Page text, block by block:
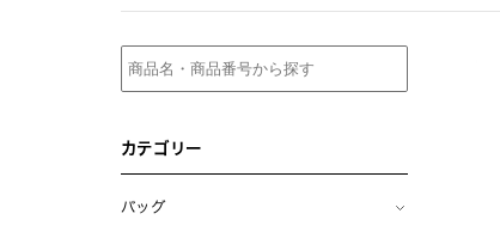
カテゴリー
バッグ